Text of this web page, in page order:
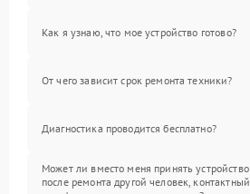
Как я узнаю, что мое устройство готово?
От чего зависит срок ремонта техники?
Диагностика проводится бесплатно?
Может ли вместо меня принять устройство
после ремонта другой человек, контактный